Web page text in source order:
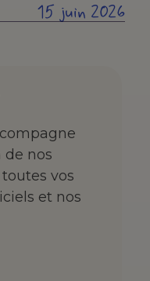
15 juin 2026
de nos
vos
et nos